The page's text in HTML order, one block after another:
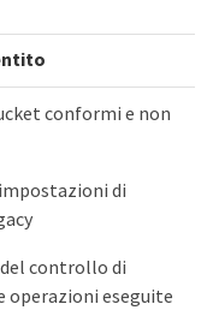
conformi e non
di
controllo di
operazioni eseguite